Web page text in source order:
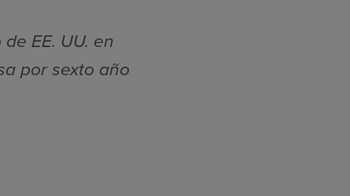
EE. UU. en
por sexto año